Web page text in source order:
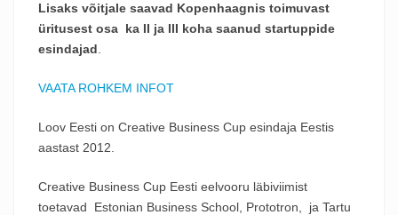
Lisaks võitjale saavad Kopenhaagnis toimuvast
üritusest osa ka II ja III koha saanud startuppide
esindajad
VAATA ROHKEM INFOT
Loov Eesti on Creative Business Cup esindaja Eestis
aastast 2012.
Creative Business Cup Eesti eelvooru läbiviimist
toetavad Estonian Business School, Prototron, ja Tartu